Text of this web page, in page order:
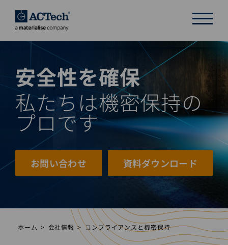
DEUTSCH
ENGLISH
汉语
日本語
安全性を確保
私たちは機密保持の
プロです
お問い合わせ 資料ダウンロード
ホーム 会社情報 コンプライアンスと機密保持